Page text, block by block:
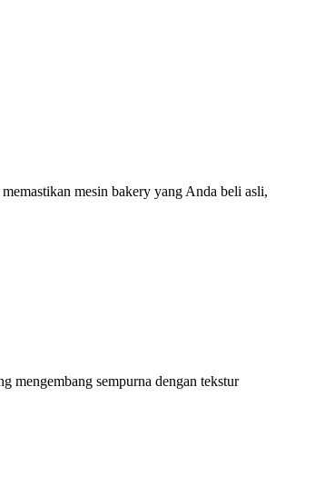
mesin bakery yang Anda beli asli,
mengembang sempurna dengan tekstur